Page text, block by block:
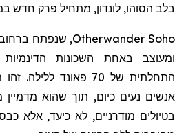
בלב הסוהו, לונדון, מתחיל פרק חדש
Otherwander Soho
ומעוצב באחת השכונות
התחלתית של 70 פאונד
אנשים נעים כיום, תוך שהוא
בטיולים מודרניים, לא כיעד, אלא